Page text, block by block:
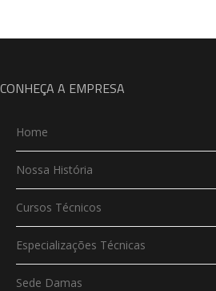
CONHEÇA A EMPRESA
Home
Nossa História
Cursos Técnicos
Especializações Técnicas
Sede Damas